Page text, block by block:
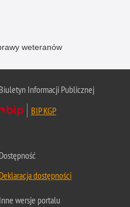
weteranów
Biuletyn Informacji Publicznej
BIP KGP
Dostępność
Deklaracja dostępności
Inne wersje portalu